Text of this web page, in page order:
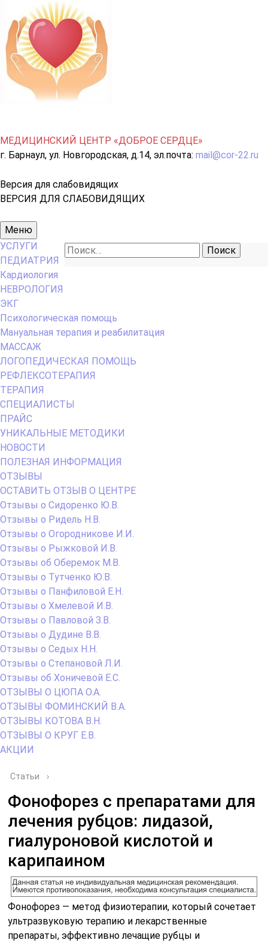
МЕДИЦИНСКИЙ ЦЕНТР «ДОБРОЕ СЕРДЦЕ»
г. Барнаул, ул. Новгородская, д.14, эл.почта: mail@cor-22.ru
Версия для слабовидящих
ВЕРСИЯ ДЛЯ СЛАБОВИДЯЩИХ
Основное
меню
Меню
Найти:
УСЛУГИ
ПЕДИАТРИЯ
Кардиология
НЕВРОЛОГИЯ
ЭКГ
Психологическая помощь
Мануальная терапия и реабилитация
МАССАЖ
ЛОГОПЕДИЧЕСКАЯ ПОМОЩЬ
РЕФЛЕКСОТЕРАПИЯ
ТЕРАПИЯ
СПЕЦИАЛИСТЫ
ПРАЙС
УНИКАЛЬНЫЕ МЕТОДИКИ
НОВОСТИ
ПОЛЕЗНАЯ ИНФОРМАЦИЯ
ОТЗЫВЫ
ОСТАВИТЬ ОТЗЫВ О ЦЕНТРЕ
Отзывы о Сидоренко Ю.В.
Отзывы о Ридель Н.В.
Отзывы о Огородникове И.И.
Отзывы о Рыжковой И.В.
Отзывы об Оберемок М.В.
Отзывы о Тутченко Ю.В.
Отзывы о Панфиловой Е.Н.
Отзывы о Хмелевой И.В.
Отзывы о Павловой З.В.
Отзывы о Дудине В.В.
Отзывы о Седых Н.Н.
Отзывы о Степановой Л.И.
Отзывы об Хоничевой Е.С.
ОТЗЫВЫ О ЦЮПА О.А.
ОТЗЫВЫ ФОМИНСКИЙ В.А.
ОТЗЫВЫ КОТОВА В.Н.
ОТЗЫВЫ О КРУГ Е.В.
АКЦИИ
Статьи ›
Фонофорез с препаратами для
лечения рубцов: лидазой,
гиалуроновой кислотой и
карипаином
Фонофорез — метод физиотерапии, который сочетает
ультразвуковую терапию и лекарственные
препараты, эффективно лечащие рубцы и